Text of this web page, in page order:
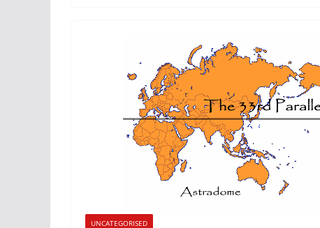
UNCATEGORISED